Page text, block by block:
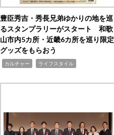
豊臣秀吉・秀長兄弟ゆかりの地を巡
るスタンプラリーがスタート 和歌
山市内5カ所・近畿6カ所を巡り限定
グッズをもらおう
カルチャー ライフスタイル